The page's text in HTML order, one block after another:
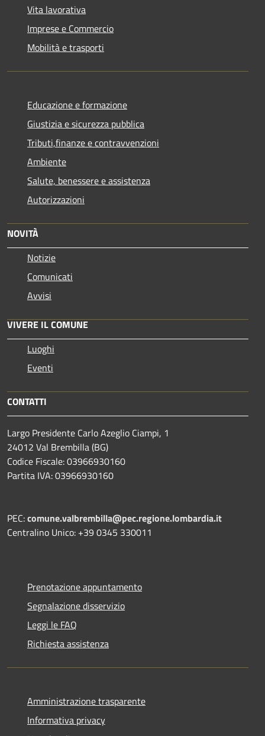
Vita lavorativa
Imprese e Commercio
Mobilità e trasporti
Educazione e formazione
Giustizia e sicurezza pubblica
Tributi,finanze e contravvenzioni
Ambiente
Salute, benessere e assistenza
Autorizzazioni
NOVITÀ
Notizie
Comunicati
Avvisi
VIVERE IL COMUNE
Luoghi
Eventi
CONTATTI
Largo Presidente Carlo Azeglio Ciampi, 1
24012 Val Brembilla (BG)
Codice Fiscale: 03966930160
Partita IVA: 03966930160
PEC:comune.valbrembilla@pec.regione.lombardia.it
Centralino Unico: +39 0345 330011
Prenotazione appuntamento
Segnalazione disservizio
Leggi le FAQ
Richiesta assistenza
Amministrazione trasparente
Informativa privacy